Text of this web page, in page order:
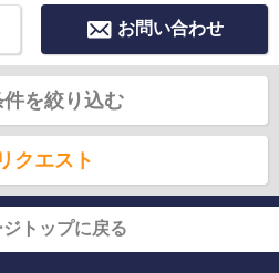
お問い合わせ
件を絞り込む
クエスト
トップに戻る